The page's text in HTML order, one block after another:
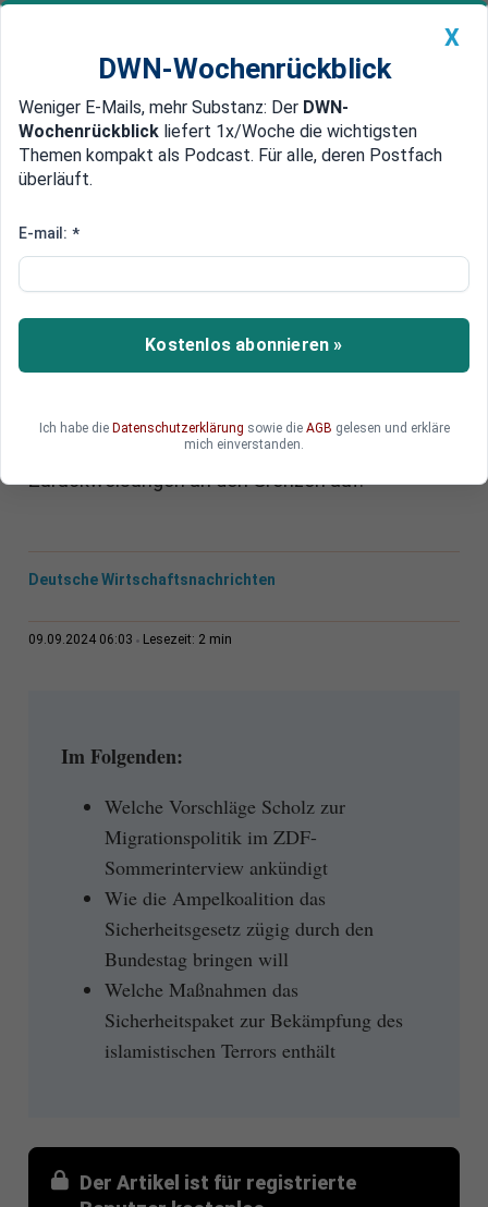
Newsticker MEIN DWN: Geldanlage Premium
Edelmetalle DWN-Magazin China
Scholz zeigt sich in der
kompromissbereit
Vor möglichen neuen Beratungen zur Migration
von Regierung, Opposition und Ländern geht
ZDF-Sommerinterview griff er deren Forderung
nach strengeren Kontrollen und
Zurückweisungen an den Grenzen auf.
Deutsche Wirtschaftsnachrichten
09.09.2024 06:03 Lesezeit: 2 min
Im Folgenden:
Welche Vorschläge Scholz zur
Migrationspolitik im ZDF-
Sommerinterview ankündigt
Wie die Ampelkoalition das
Sicherheitsgesetz zügig durch den
Bundestag bringen will
Welche Maßnahmen das
Sicherheitspaket zur Bekämpfung des
islamistischen Terrors enthält
Der Artikel ist für registrierte
X
DWN-Wochenrückblick
Weniger E-Mails, mehr Substanz: Der DWN-
Wochenrückblick liefert 1x/Woche die wichtigsten
Themen kompakt als Podcast. Für alle, deren Postfach
überläuft.
E-mail: *
Kostenlos abonnieren »
Ich habe die Datenschutzerklärung sowie die AGB gelesen und erkläre
mich einverstanden.